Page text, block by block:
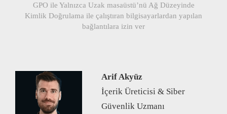
GPO ile Yalnızca Uzak masaüstü’nü Ağ Düzeyinde
Kimlik Doğrulama ile çalıştıran bilgisayarlardan yapılan
bağlantılara izin ver
Arif Akyüz
İçerik Üreticisi & Siber
Güvenlik Uzmanı